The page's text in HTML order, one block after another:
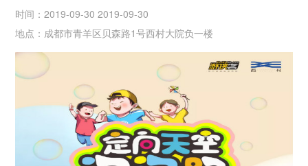
时间：2019-09-30 2019-09-30
地点：成都市青羊区贝森路1号西村大院负一楼